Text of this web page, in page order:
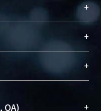
+
為永久珍藏及向國際
術能量，圖書館整合
AH）不同功能平
。期能整合研
+
Library)
+
OA) +